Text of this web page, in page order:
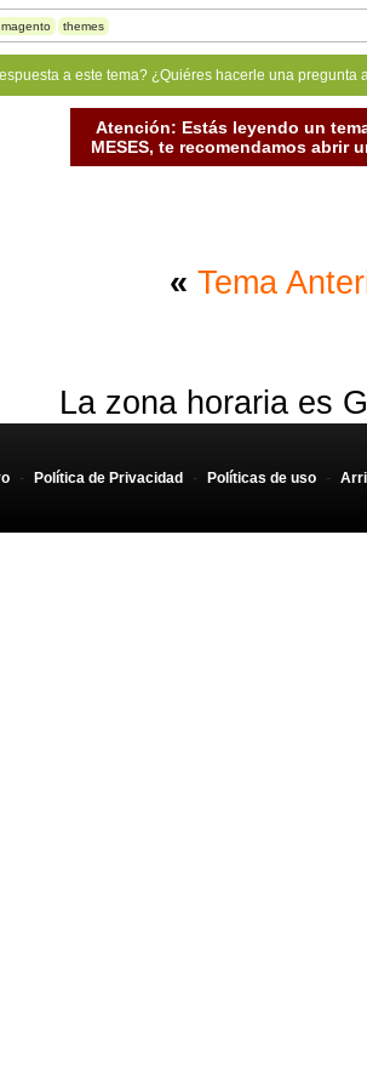
magento themes
a este tema? ¿Quiéres hacerle una
Atención: Estás leyendo un
MESES, te recomendamos abrir
« Tema
La zona horaria es
- Política de Privacidad - Políticas de uso -